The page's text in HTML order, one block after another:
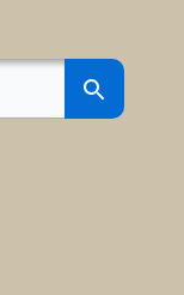
Search Button